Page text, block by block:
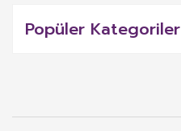
Popüler Kategoriler